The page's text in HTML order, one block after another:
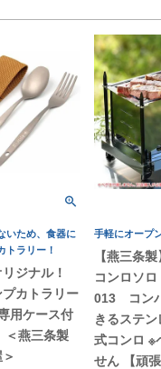
いため、食器に
トラリー！
ジナル！
カトラリー
用ケース付
＜燕三条製
手軽にオープ
【燕三条
コンロソ
013 コン
きるステ
式コンロ ※
せん 【頑